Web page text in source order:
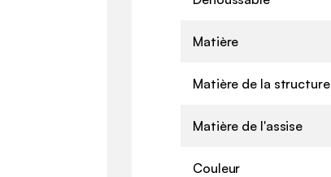
Matière
Matière de la structure
Matière de l'assise
Couleur